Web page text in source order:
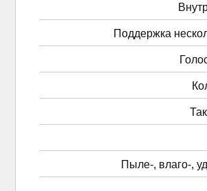
Поддержка
Пыле-, влаго-,